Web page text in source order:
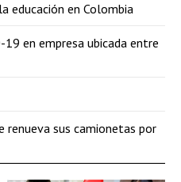
educación en Colombia
en empresa ubicada entre
renueva sus camionetas por